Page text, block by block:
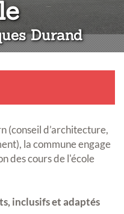
:
Durand
(conseil d’architecture,
la commune engage
des cours de l'école
inclusifs et adaptés